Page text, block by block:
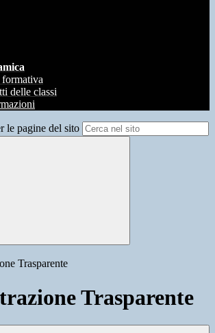
delle classi
le pagine del sito
Trasparente
Trasparente